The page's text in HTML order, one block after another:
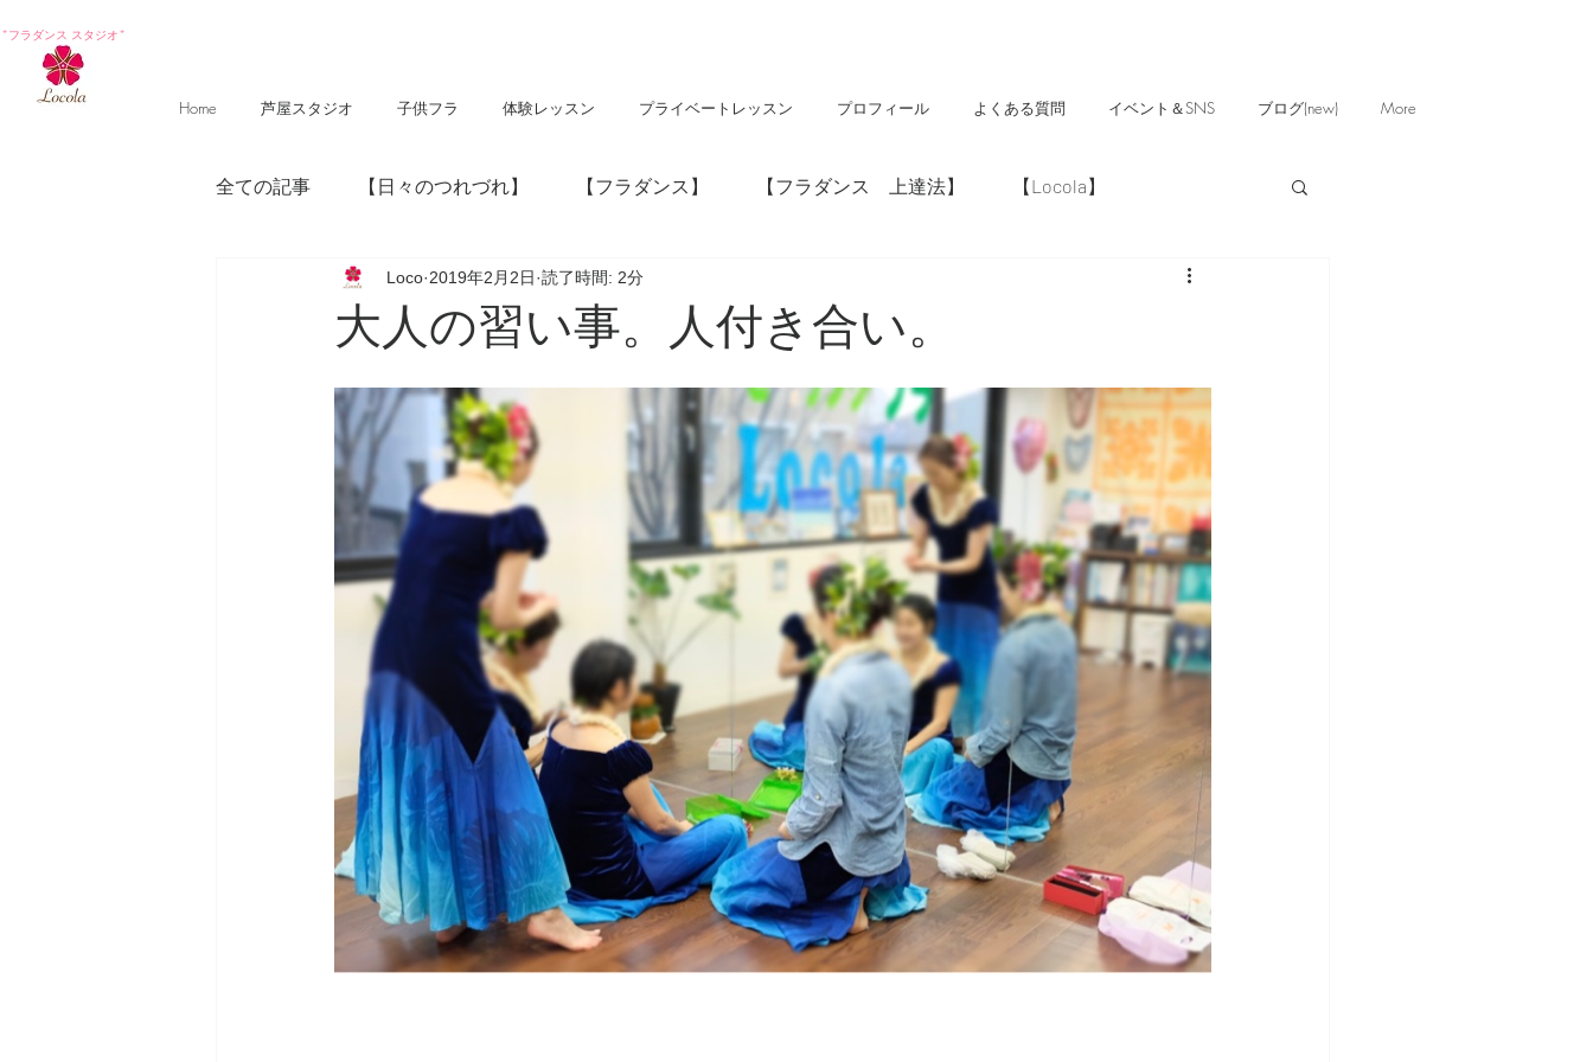
*フラダンス スタジオ*
Home 芦屋スタジオ 子供フラ 体験レッスン プライベートレッスン プロフィール よくある質問 イベント＆SNS ブログ(new) More
全ての記事 【日々のつれづれ】 【フラダンス】 【フラダンス 上達法】 【Locola】
【photography 】 【poem】 【神社・仏閣】
大人の習い事。人付き合い。
Loco 2019年2月2日 読了時間: 2分